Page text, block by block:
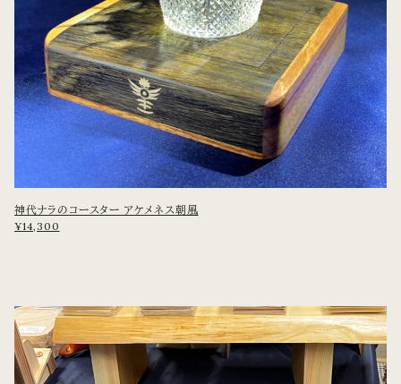
神代ナラのコースター アケメネス朝風
¥14,300